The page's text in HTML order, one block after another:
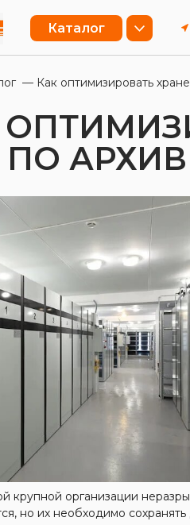
Каталог
— Как оптимизировать
ПО
крупной организации
но их необходимо